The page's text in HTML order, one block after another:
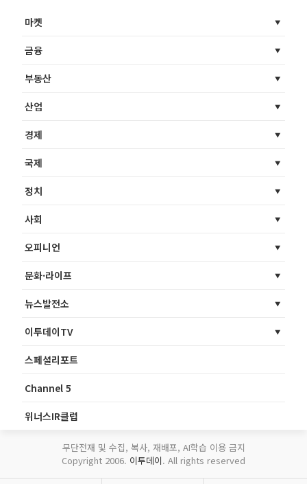
마켓
금융
부동산
산업
경제
국제
정치
사회
오피니언
문화·라이프
뉴스발전소
이투데이TV
스페셜리포트
Channel 5
위너스IR클럽
무단전재 및 수집, 복사, 재배포, AI학습 이용 금지
Copyright 2006. 이투데이. All rights reserved